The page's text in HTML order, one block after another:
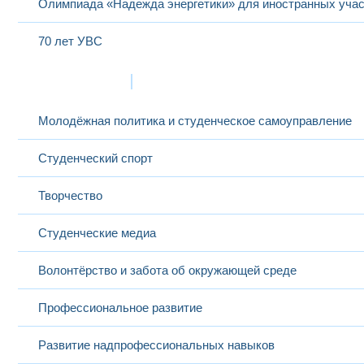
Олимпиада «Надежда энергетики» для иностранных
70 лет УВС
Молодёжная политика и студенческое самоуправление
Студенческий спорт
Творчество
Студенческие медиа
Волонтёрство и забота об окружающей среде
Профессиональное развитие
Развитие надпрофессиональных навыков